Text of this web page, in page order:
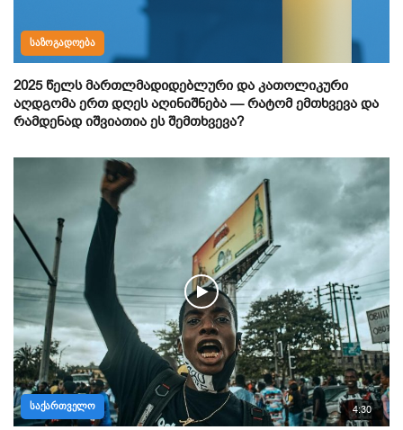
ᲡᲐᲖᲝᲒᲐᲓᲝᲔᲑᲐ
2025 წელს მართლმადიდებლური და კათოლიკური
აღდგომა ერთ დღეს აღინიშნება — რატომ ემთხვევა და
რამდენად იშვიათია ეს შემთხვევა?
4:30
ᲡᲐᲥᲐᲠᲗᲕᲔᲚᲝ